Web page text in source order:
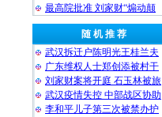
最高院批准 刘家财“煽动颠
随 机 推 荐
武汉拆迁户陈明光王桂兰夫
广东维权人士郑创添被村干
刘家财案将开庭 石玉林被旅
武汉疫情失控 中部战区协助
李和平儿子第三次被禁办护